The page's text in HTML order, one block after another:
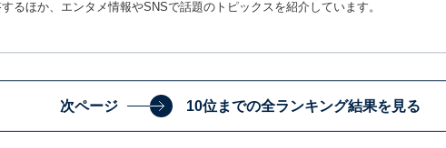
るほか、エンタメ情報やSNSで話題のトピックスを紹介しています。
次ページ 10位までの全ランキング結果を見る